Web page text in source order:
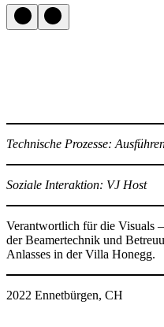
Technische Prozesse:
Soziale Interaktion: VJ Host
Verantwortlich für die Visuals
der Beamertechnik und
Anlasses in der Villa Honegg.
2022 Ennetbürgen, CH